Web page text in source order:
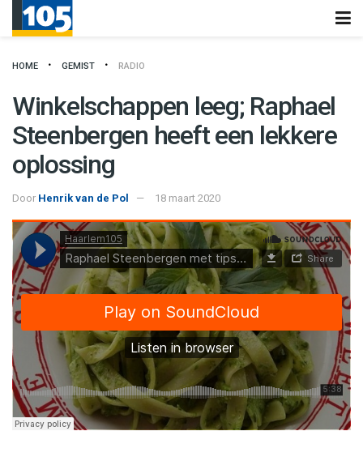
HOME GEMIST RADIO
Winkelschappen leeg; Raphael
Steenbergen heeft een lekkere
oplossing
Door Henrik van de Pol 18 maart 2020